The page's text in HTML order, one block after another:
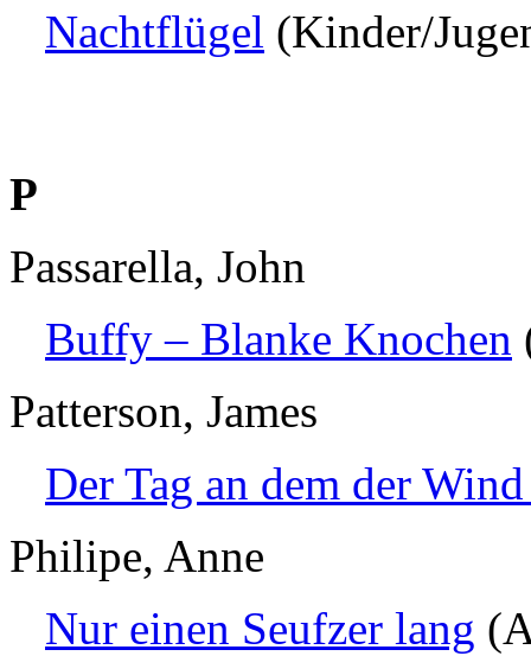
Nachtflügel (Kinder/
P
Passarella, John
Buffy – Blanke Knochen
Patterson, James
Der Tag an dem der
Philipe, Anne
Nur einen Seufzer lang